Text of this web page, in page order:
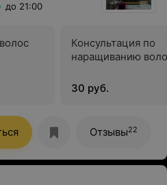
до 21:00
Консультация по
наращиванию
30 руб.
Отзывы22